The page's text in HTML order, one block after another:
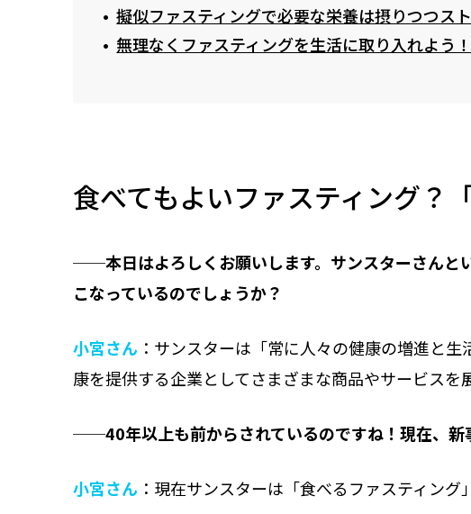
擬似ファスティングで必要な栄養は摂りつつス
無理なくファスティングを生活に取り入れよう！
食べてもよいファスティング？
──本日はよろしくお願いします。サンスターさんと
こなっているのでしょうか？
小宮さん ：サンスターは「常に人々の健康の増進と
康を提供する企業としてさまざまな商品やサービスを
──40年以上も前からされているのですね！現在、新
小宮さん ：現在サンスターは「食べるファスティング